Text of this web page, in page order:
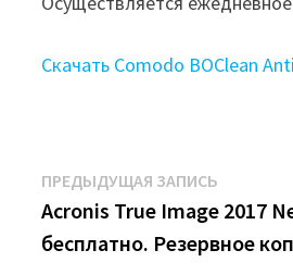
Скачать Comodo BOClean
Навигация
по
ПРЕДЫДУЩАЯ ЗАПИСЬ
запись:
Acronis True Image 2017
бесплатно. Резервное